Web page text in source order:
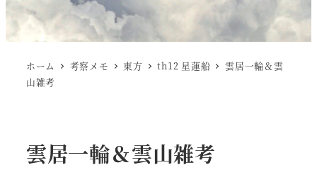
ホーム 考察メモ 東方 th12 星蓮船
雲居一輪＆雲
山雑考
雲居一輪＆雲山雑考